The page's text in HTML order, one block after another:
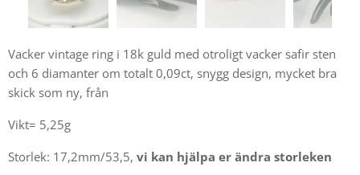
Vacker vintage ring i 18k guld med otroligt vacker safir sten
och 6 diamanter om totalt 0,09ct, snygg design, mycket bra
skick som ny, från
Vikt= 5,25g
Storlek: 17,2mm/53,5, vi kan hjälpa er ändra storleken